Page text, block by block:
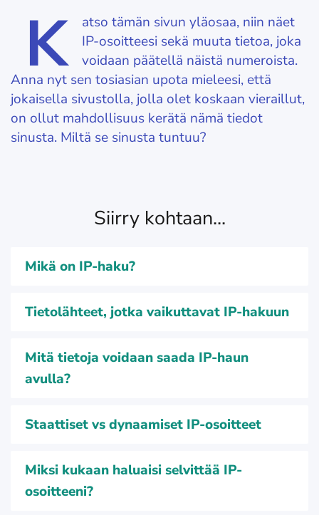
K
atso tämän sivun yläosaa, niin näet
IP-osoitteesi sekä muuta tietoa, joka
voidaan päätellä näistä numeroista.
Anna nyt sen tosiasian upota mieleesi, että
jokaisella sivustolla, jolla olet koskaan vieraillut,
on ollut mahdollisuus kerätä nämä tiedot
sinusta. Miltä se sinusta tuntuu?
Siirry kohtaan...
Mikä on IP-haku?
Tietolähteet, jotka vaikuttavat IP-hakuun
Mitä tietoja voidaan saada IP-haun
avulla?
Staattiset vs dynaamiset IP-osoitteet
Miksi kukaan haluaisi selvittää IP-
osoitteeni?